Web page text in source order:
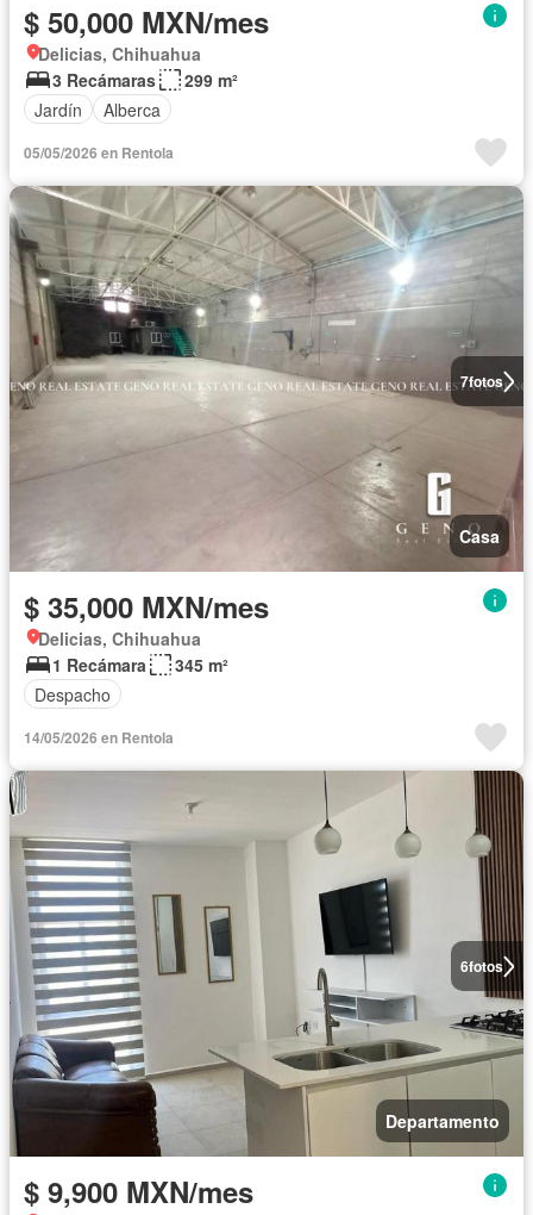
$ 50,000 MXN/mes
Delicias, Chihuahua
3 Recámaras
299 m²
Jardín
Alberca
05/05/2026 en Rentola
7fotos
Casa
$ 35,000 MXN/mes
Delicias, Chihuahua
1 Recámara
345 m²
Despacho
14/05/2026 en Rentola
6fotos
Departamento
$ 9,900 MXN/mes